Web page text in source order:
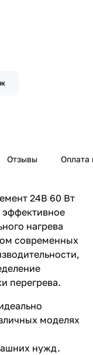
Отзывы Оплата
24В 60 Вт
эффективное
нагрева
современных
перегрева.
моделях
нужд.